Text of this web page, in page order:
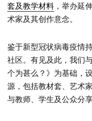
套及教学材料 ，举办延
术家及其创作意念。
鉴于新型冠状病毒疫情
社区。有见及此，我们
个为甚么？》为基础，
源，包括教材套、艺术
与教师、学生及公众分